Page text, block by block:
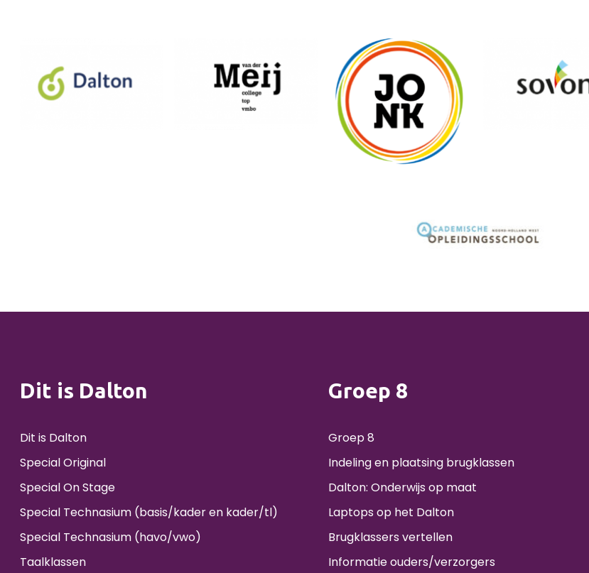
Dit is Dalton
Dit is Dalton
Special Original
Special On Stage
Special Technasium (basis/kader en kader/tl)
Special Technasium (havo/vwo)
Taalklassen
Groep 8
Groep 8
Indeling en plaatsing brugklassen
Dalton: Onderwijs op maat
Laptops op het Dalton
Brugklassers vertellen
Informatie ouders/verzorgers